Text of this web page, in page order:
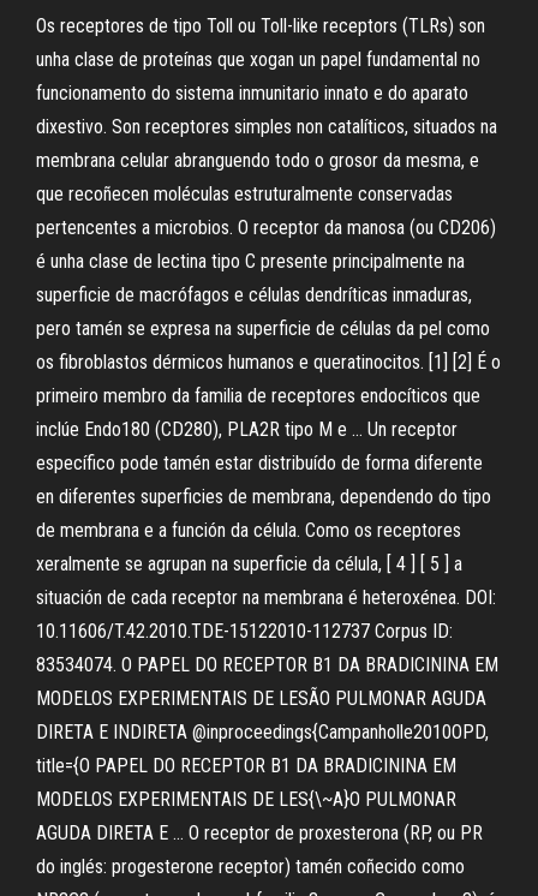
Os receptores de tipo Toll ou Toll-like receptors (TLRs) son
unha clase de proteínas que xogan un papel fundamental no
funcionamento do sistema inmunitario innato e do aparato
dixestivo. Son receptores simples non catalíticos, situados na
membrana celular abranguendo todo o grosor da mesma, e
que recoñecen moléculas estruturalmente conservadas
pertencentes a microbios. O receptor da manosa (ou CD206)
é unha clase de lectina tipo C presente principalmente na
superficie de macrófagos e células dendríticas inmaduras,
pero tamén se expresa na superficie de células da pel como
os fibroblastos dérmicos humanos e queratinocitos. [1] [2] É o
primeiro membro da familia de receptores endocíticos que
inclúe Endo180 (CD280), PLA2R tipo M e … Un receptor
específico pode tamén estar distribuído de forma diferente
en diferentes superficies de membrana, dependendo do tipo
de membrana e a función da célula. Como os receptores
xeralmente se agrupan na superficie da célula, [ 4 ] [ 5 ] a
situación de cada receptor na membrana é heteroxénea. DOI:
10.11606/T.42.2010.TDE-15122010-112737 Corpus ID:
83534074. O PAPEL DO RECEPTOR B1 DA BRADICININA EM
MODELOS EXPERIMENTAIS DE LESÃO PULMONAR AGUDA
DIRETA E INDIRETA @inproceedings{Campanholle2010OPD,
title={O PAPEL DO RECEPTOR B1 DA BRADICININA EM
MODELOS EXPERIMENTAIS DE LES{\~A}O PULMONAR
AGUDA DIRETA E … O receptor de proxesterona (RP, ou PR
do inglés: progesterone receptor) tamén coñecido como